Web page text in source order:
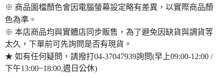
※ 商品圖檔顏色會因電腦螢幕設定略有差異，以實際商品顏
色為準。
※ 本店商品均與實體店同步販售，為了避免因缺貨與調貨等
太久，下單前可先詢問是否有現貨。
★ 如有任何疑問，請撥打04-37047939詢問(早上09:00-12:00 /
下午13:00~18:00,週日公休)